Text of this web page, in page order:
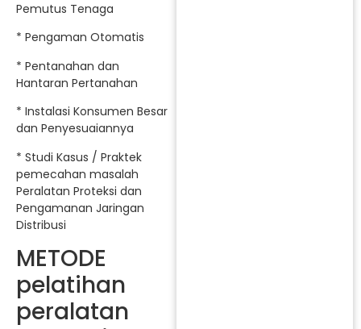
Pemutus Tenaga
* Pengaman Otomatis
* Pentanahan dan
Hantaran Pertanahan
* Instalasi Konsumen Besar
dan Penyesuaiannya
* Studi Kasus / Praktek
pemecahan masalah
Peralatan Proteksi dan
Pengamanan Jaringan
Distribusi
METODE
pelatihan
peralatan